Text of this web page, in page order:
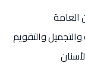
العامة
والتقويم